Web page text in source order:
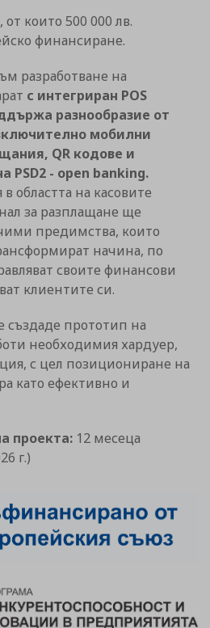
от които 500 000 лв.
финансиране.
разработване на
с интегриран POS
разнообразие от
мобилни
QR кодове и
PSD2 - open banking.
областта на касовите
за разплащане ще
предимства, които
начина, по
своите финансови
клиентите си.
създаде прототип на
необходимия хардуер,
с цел позициониране на
като ефективно и
проекта: 12 месеца
г.)